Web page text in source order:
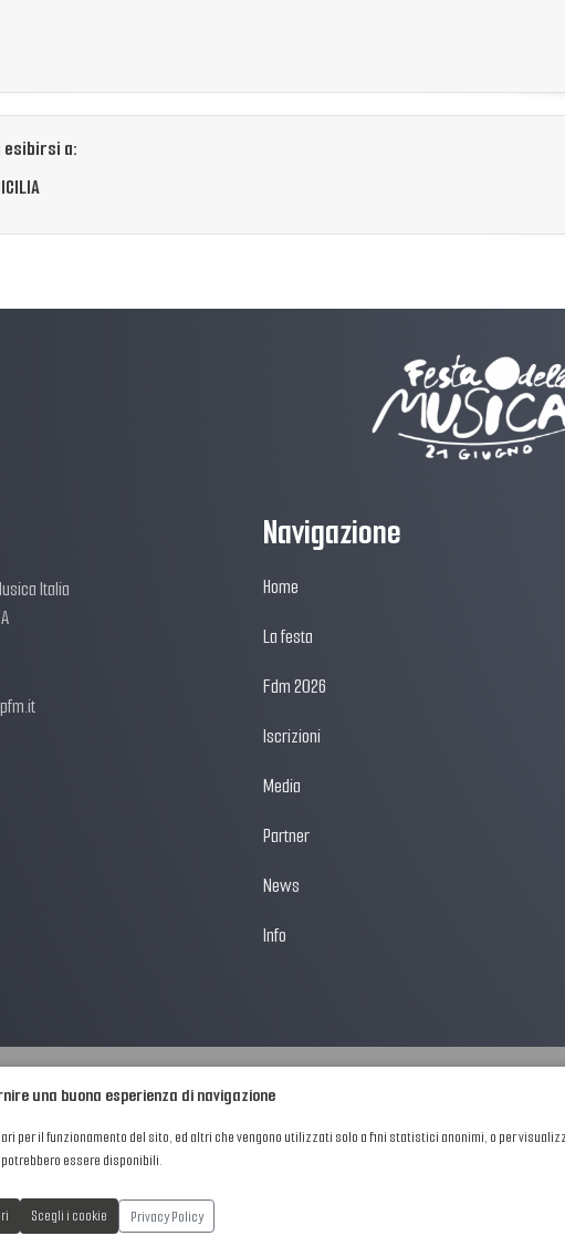
esibirsi a:
Italia
Navigazione
Home
La festa
Fdm 2026
Iscrizioni
Media
Partner
News
Info
una buona esperienza di navigazione
per il funzionamento del sito, ed altri che vengono utilizzati solo a fini statistici anonimi, o per
essere disponibili.
Scegli i cookie Privacy Policy